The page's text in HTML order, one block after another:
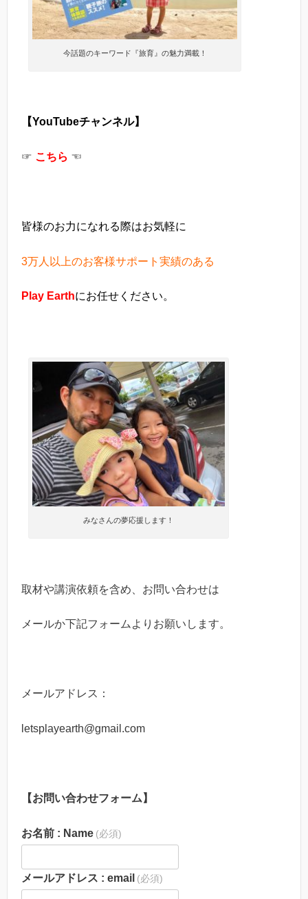
今話題のキーワード『旅育』の魅力満載！
【YouTubeチャンネル】
☞ こちら ☜
皆様のお力になれる際はお気軽に
3万人以上のお客様サポート実績のある
Play Earthにお任せください。
みなさんの夢応援します！
取材や講演依頼を含め、お問い合わせは
メールか下記フォームよりお願いします。
メールアドレス：
letsplayearth@gmail.com
【お問い合わせフォーム】
お名前 : Name (必須)
メールアドレス : email (必須)